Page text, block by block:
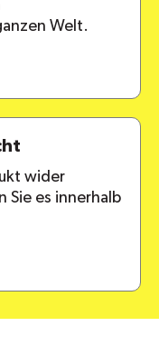
Welt.
wider
Sie es innerhalb